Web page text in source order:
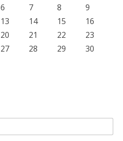
6 7 8
9
13 14 15
16
20 21 22
23
27 28 29
30